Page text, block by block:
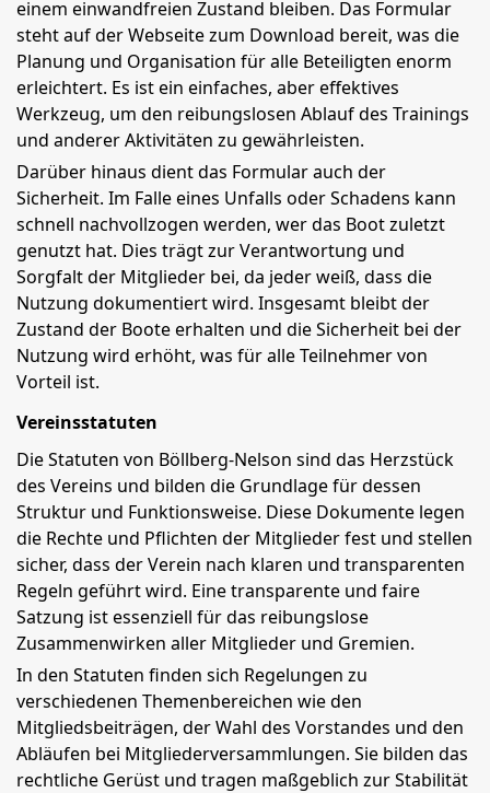
einem einwandfreien Zustand bleiben. Das Formular
steht auf der Webseite zum Download bereit, was die
Planung und Organisation für alle Beteiligten enorm
erleichtert. Es ist ein einfaches, aber effektives
Werkzeug, um den reibungslosen Ablauf des Trainings
und anderer Aktivitäten zu gewährleisten.
Darüber hinaus dient das Formular auch der
Sicherheit. Im Falle eines Unfalls oder Schadens kann
schnell nachvollzogen werden, wer das Boot zuletzt
genutzt hat. Dies trägt zur Verantwortung und
Sorgfalt der Mitglieder bei, da jeder weiß, dass die
Nutzung dokumentiert wird. Insgesamt bleibt der
Zustand der Boote erhalten und die Sicherheit bei der
Nutzung wird erhöht, was für alle Teilnehmer von
Vorteil ist.
Vereinsstatuten
Die Statuten von Böllberg-Nelson sind das Herzstück
des Vereins und bilden die Grundlage für dessen
Struktur und Funktionsweise. Diese Dokumente legen
die Rechte und Pflichten der Mitglieder fest und stellen
sicher, dass der Verein nach klaren und transparenten
Regeln geführt wird. Eine transparente und faire
Satzung ist essenziell für das reibungslose
Zusammenwirken aller Mitglieder und Gremien.
In den Statuten finden sich Regelungen zu
verschiedenen Themenbereichen wie den
Mitgliedsbeiträgen, der Wahl des Vorstandes und den
Abläufen bei Mitgliederversammlungen. Sie bilden das
rechtliche Gerüst und tragen maßgeblich zur Stabilität